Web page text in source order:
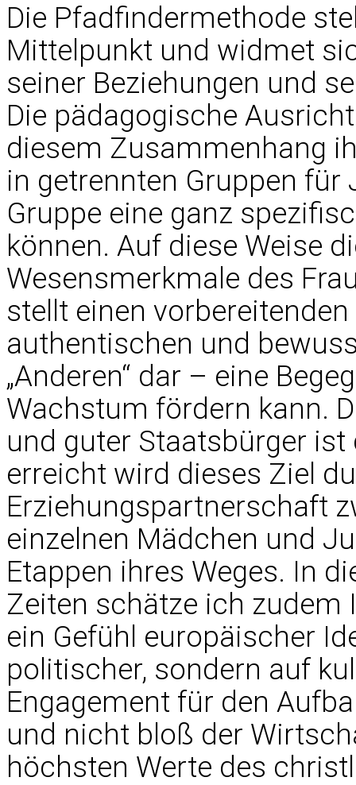
Die Pfadfindermethode
Mittelpunkt und widmet
seiner Beziehungen und
Die pädagogische
diesem Zusammenhang
in getrennten Gruppen
Gruppe eine ganz
können. Auf diese Weise
Wesensmerkmale des
stellt einen
authentischen und
„Anderen“ dar – eine
Wachstum fördern kann.
und guter Staatsbürger
erreicht wird dieses Ziel
Erziehungspartnerschaft
einzelnen Mädchen und
Etappen ihres Weges. In
Zeiten schätze ich zudem
ein Gefühl europäischer
politischer, sondern auf
Engagement für den
und nicht bloß der
höchsten Werte des